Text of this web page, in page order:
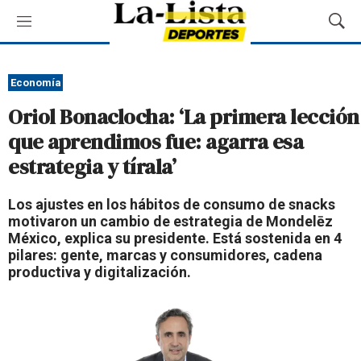
M
e
ú
M
o
a
r
e
d
Economía
Oriol Bonaclocha: ‘La primera lección
que aprendimos fue: agarra esa
estrategia y tírala’
Los ajustes en los hábitos de consumo de snacks
motivaron un cambio de estrategia de Mondelēz
México, explica su presidente. Está sostenida en 4
pilares: gente, marcas y consumidores, cadena
productiva y digitalización.